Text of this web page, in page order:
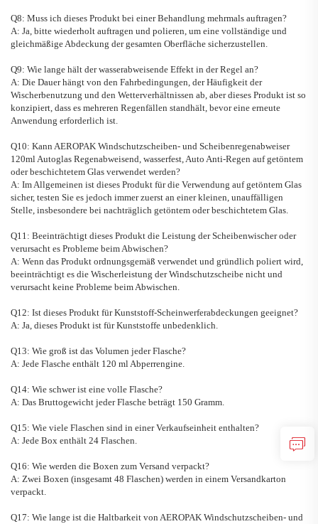
Q8: Muss ich dieses Produkt bei einer Behandlung mehrmals auftragen?
A: Ja, bitte wiederholt auftragen und polieren, um eine vollständige und
gleichmäßige Abdeckung der gesamten Oberfläche sicherzustellen.
Q9: Wie lange hält der wasserabweisende Effekt in der Regel an?
A: Die Dauer hängt von den Fahrbedingungen, der Häufigkeit der
Wischerbenutzung und den Wetterverhältnissen ab, aber dieses Produkt ist so
konzipiert, dass es mehreren Regenfällen standhält, bevor eine erneute
Anwendung erforderlich ist.
Q10: Kann AEROPAK Windschutzscheiben- und Scheibenregenabweiser
120ml Autoglas Regenabweisend, wasserfest, Auto Anti-Regen auf getöntem
oder beschichtetem Glas verwendet werden?
A: Im Allgemeinen ist dieses Produkt für die Verwendung auf getöntem Glas
sicher, testen Sie es jedoch immer zuerst an einer kleinen, unauffälligen
Stelle, insbesondere bei nachträglich getöntem oder beschichtetem Glas.
Q11: Beeinträchtigt dieses Produkt die Leistung der Scheibenwischer oder
verursacht es Probleme beim Abwischen?
A: Wenn das Produkt ordnungsgemäß verwendet und gründlich poliert wird,
beeinträchtigt es die Wischerleistung der Windschutzscheibe nicht und
verursacht keine Probleme beim Abwischen.
Q12: Ist dieses Produkt für Kunststoff-Scheinwerferabdeckungen geeignet?
A: Ja, dieses Produkt ist für Kunststoffe unbedenklich.
Q13: Wie groß ist das Volumen jeder Flasche?
A: Jede Flasche enthält 120 ml Abperrengine.
Q14: Wie schwer ist eine volle Flasche?
A: Das Bruttogewicht jeder Flasche beträgt 150 Gramm.
Q15: Wie viele Flaschen sind in einer Verkaufseinheit enthalten?
A: Jede Box enthält 24 Flaschen.
Q16: Wie werden die Boxen zum Versand verpackt?
A: Zwei Boxen (insgesamt 48 Flaschen) werden in einem Versandkarton
verpackt.
Q17: Wie lange ist die Haltbarkeit von AEROPAK Windschutzscheiben- und